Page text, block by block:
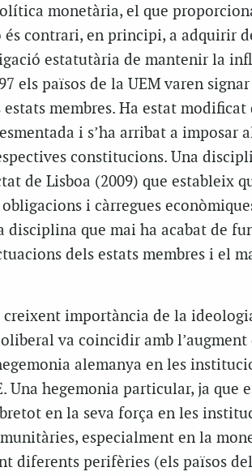
monetària, el que
contrari, en principi, a adquirir
estatutària de mantenir la
els països de la UEM varen
membres. Ha estat modificat
i s’ha arribat a imposar
constitucions. Una
de Lisboa (2009) que estableix
i càrregues
disciplina que mai ha acabat de
dels estats membres i el
creixent importància de la
va coincidir amb l’augment
alemanya en les
Una hegemonia particular, ja que
en la seva força en les
especialment en la
diferents perifèries (els països